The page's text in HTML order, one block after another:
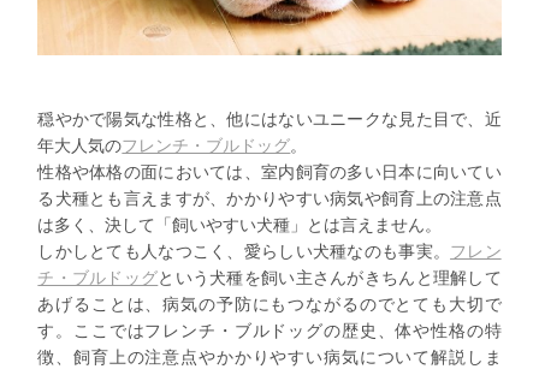
穏やかで陽気な性格と、他にはないユニークな見た目で、近
年大人気のフレンチ・ブルドッグ。
性格や体格の面においては、室内飼育の多い日本に向いてい
る犬種とも言えますが、かかりやすい病気や飼育上の注意点
は多く、決して「飼いやすい犬種」とは言えません。
しかしとても人なつこく、愛らしい犬種なのも事実。 フレン
チ・ブルドッグという犬種を飼い主さんがきちんと理解して
あげることは、病気の予防にもつながるのでとても大切で
す。ここではフレンチ・ブルドッグの歴史、体や性格の特
徴、飼育上の注意点やかかりやすい病気について解説しま